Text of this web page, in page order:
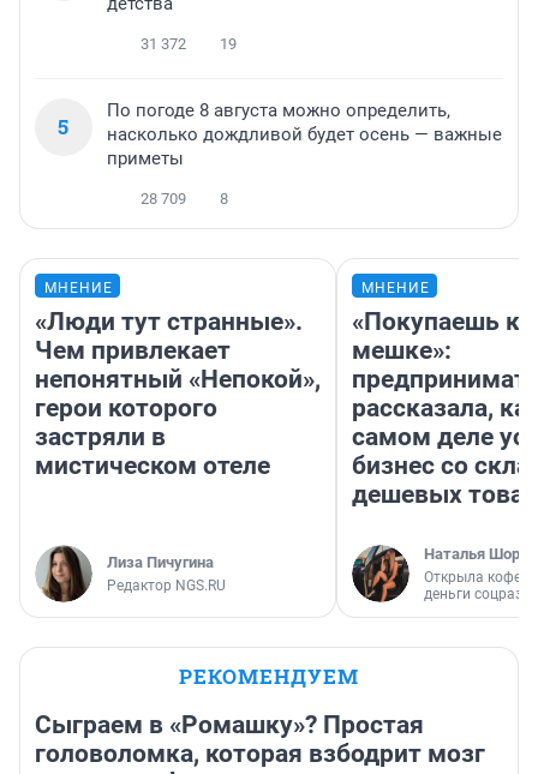
31 372 19
5
По погоде 8 августа можно определить,
насколько дождливой будет осень — важные
приметы
28 709 8
МНЕНИЕ
«Люди тут странные».
Чем привлекает
непонятный «Непокой»,
герои которого
застряли в
мистическом отеле
Лиза Пичугина
Редактор NGS.RU
МНЕНИЕ
«Покупаешь
мешке»:
рассказала,
самом деле
бизнес со
дешевых
Наталья
Открыла
деньги
РЕКОМЕНДУЕМ
Сыграем в «Ромашку»? Простая
головоломка, которая взбодрит мозг